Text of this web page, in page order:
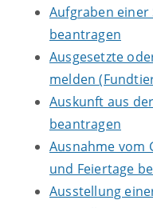
Aufgraben
beantragen
Ausgesetzte
melden
Auskunft aus
beantragen
Ausnahme vom
und Feiertage
Ausstellung